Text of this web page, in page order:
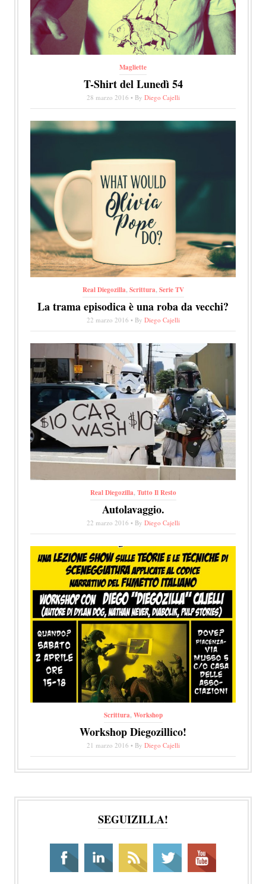
Magliette
T-Shirt del Lunedì 54
28 marzo 2016 • By Diego Cajelli
Real Diegozilla,Scrittura,Serie TV
La trama episodica è una roba da vecchi?
22 marzo 2016 • By Diego Cajelli
Real Diegozilla,Tutto Il Resto
Autolavaggio.
22 marzo 2016 • By Diego Cajelli
Scrittura,Workshop
Workshop Diegozillico!
21 marzo 2016 • By Diego Cajelli
SEGUIZILLA!